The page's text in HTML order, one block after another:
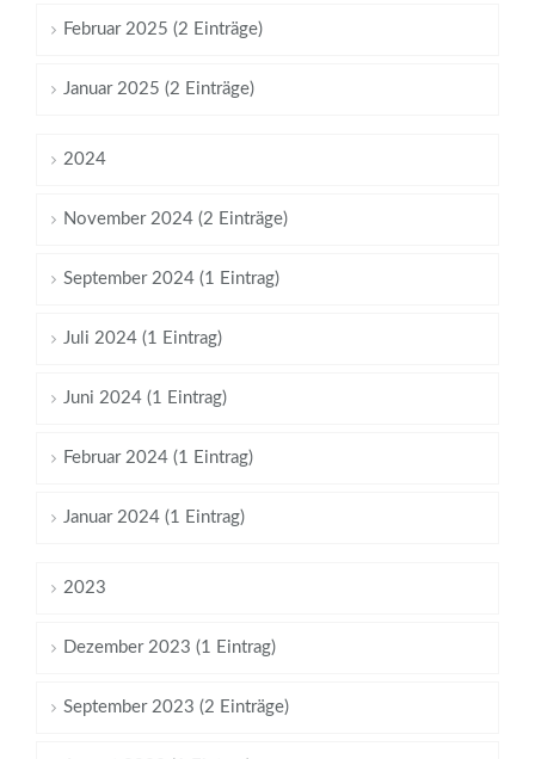
Februar 2025 (2 Einträge)
Januar 2025 (2 Einträge)
2024
November 2024 (2 Einträge)
September 2024 (1 Eintrag)
Juli 2024 (1 Eintrag)
Juni 2024 (1 Eintrag)
Februar 2024 (1 Eintrag)
Januar 2024 (1 Eintrag)
2023
Dezember 2023 (1 Eintrag)
September 2023 (2 Einträge)